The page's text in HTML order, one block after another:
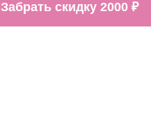
Забрать скидку 2000 ₽